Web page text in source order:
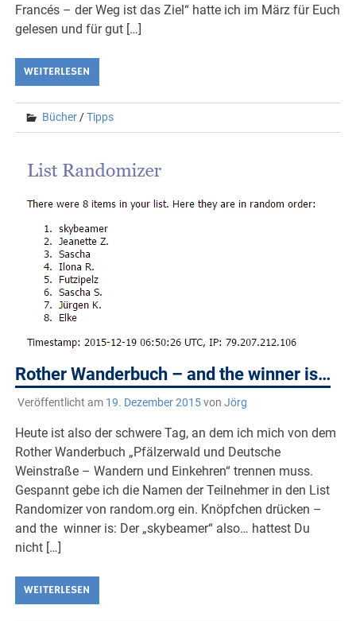
Francés – der Weg ist das Ziel“ hatte ich im März für Euch
gelesen und für gut […]
WEITERLESEN
Bücher/Tipps
Rother Wanderbuch – and the winner is…
Veröffentlicht am 19. Dezember 2015von Jörg
Heute ist also der schwere Tag, an dem ich mich von dem
Rother Wanderbuch „Pfälzerwald und Deutsche
Weinstraße – Wandern und Einkehren“ trennen muss.
Gespannt gebe ich die Namen der Teilnehmer in den List
Randomizer von random.org ein. Knöpfchen drücken –
and the winner is: Der „skybeamer“ also… hattest Du
nicht […]
WEITERLESEN